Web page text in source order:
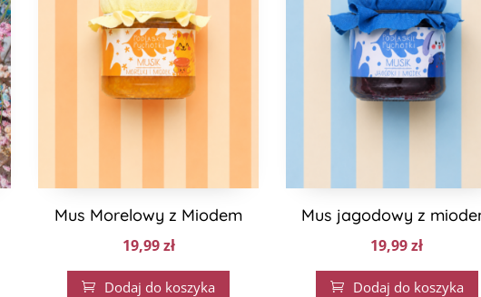
Mus Morelowy z Miodem
19,99zł
 Dodaj do koszyka
Mus jagodowy z
19,99zł
 Dodaj do koszyka